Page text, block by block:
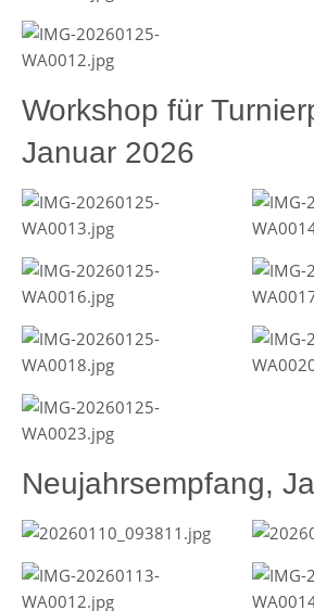
Workshop für
Januar 2026
Neujahrsempfang,